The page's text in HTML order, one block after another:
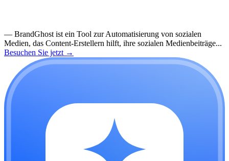
— BrandGhost ist ein Tool zur Automatisierung von sozialen
Medien, das Content-Erstellern hilft, ihre sozialen Medienbeiträge...
Besuchen Sie jetzt →